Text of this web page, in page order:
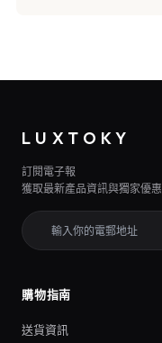
LUXTOKY
訂閱電子報
獲取最新產品資訊與獨家優惠
購物指南
送貨資訊